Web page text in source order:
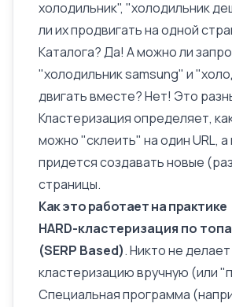
холодильник", "холодильник
ли их продвигать на одной
Каталога? Да! А можно ли
"холодильник samsung" и
двигать вместе? Нет! Это
Кластеризация определяет,
можно "склеить" на один URL, а
придется создавать новые
страницы.
Как это работает на практике
HARD-кластеризация по
(SERP Based). Никто не делает
кластеризацию вручную (или
Специальная программа